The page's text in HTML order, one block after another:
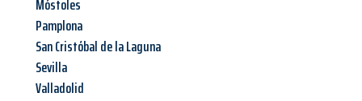
Móstoles
Pamplona
San Cristóbal de la Laguna
Sevilla
Valladolid